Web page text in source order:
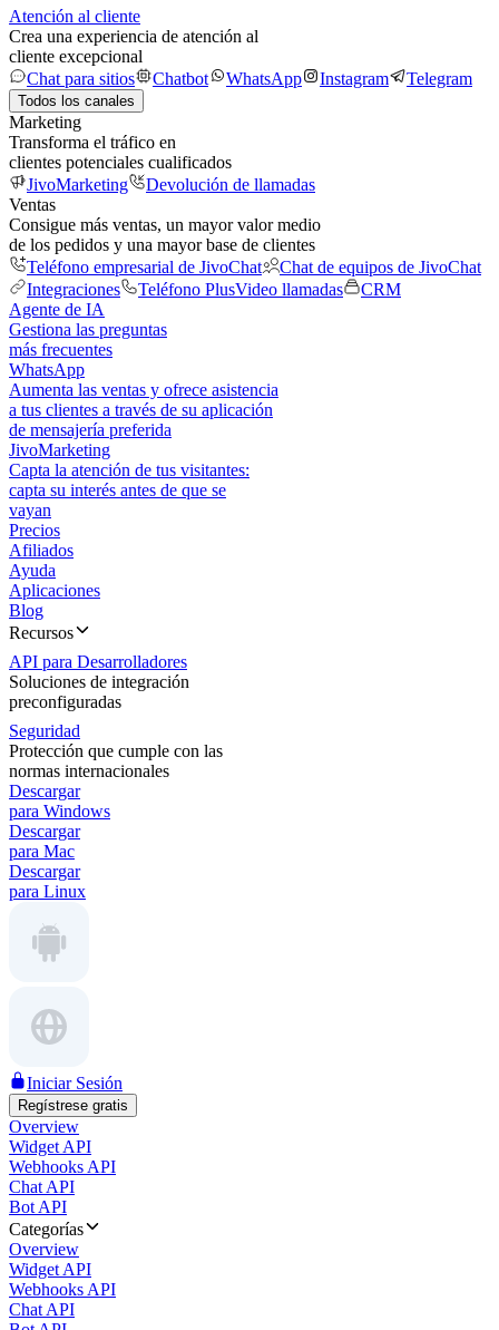
Atención al cliente
Crea una experiencia de atención al
cliente excepcional
Chat para sitios
Chatbot WhatsApp Instagram Telegram
Todos los canales
Marketing
Transforma el tráfico en
clientes potenciales cualificados
JivoMarketing
Devolución de llamadas
Ventas
Consigue más ventas, un mayor valor medio
de los pedidos y una mayor base de clientes
Teléfono empresarial de JivoChat
Chat de equipos de JivoChat
Integraciones
Teléfono PlusVideo llamadas
CRM
Agente de IA
Gestiona las preguntas
más frecuentes
WhatsApp
Aumenta las ventas y ofrece asistencia
a tus clientes a través de su aplicación
de mensajería preferida
JivoMarketing
Capta la atención de tus visitantes:
capta su interés antes de que se
vayan
Precios
Afiliados
Ayuda
Aplicaciones
Blog
Recursos
API para Desarrolladores
Soluciones de integración
preconfiguradas
Seguridad
Protección que cumple con las
normas internacionales
Descargar
para Windows
Descargar
para Mac
Descargar
para Linux
Iniciar Sesión
Regístrese gratis
Overview
Widget API
Webhooks API
Chat API
Bot API
Categorías
Overview
Widget API
Webhooks API
Chat API